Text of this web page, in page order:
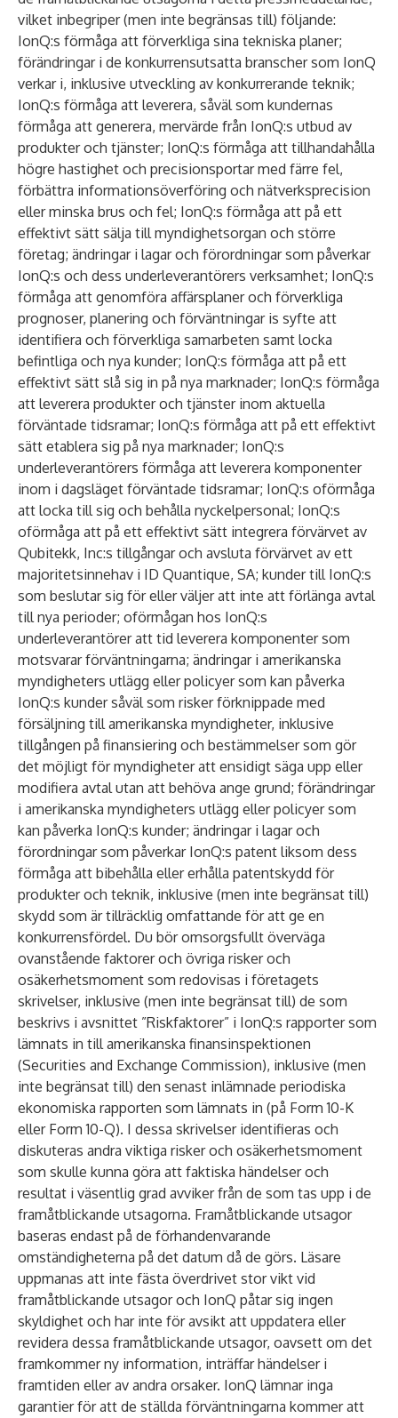
vilket inbegriper (men inte begränsas till) följande:
IonQ:s förmåga att förverkliga sina tekniska planer;
förändringar i de konkurrensutsatta branscher som IonQ
verkar i, inklusive utveckling av konkurrerande teknik;
IonQ:s förmåga att leverera, såväl som kundernas
förmåga att generera, mervärde från IonQ:s utbud av
produkter och tjänster; IonQ:s förmåga att tillhandahålla
högre hastighet och precisionsportar med färre fel,
förbättra informationsöverföring och nätverksprecision
eller minska brus och fel; IonQ:s förmåga att på ett
effektivt sätt sälja till myndighetsorgan och större
företag; ändringar i lagar och förordningar som påverkar
IonQ:s och dess underleverantörers verksamhet; IonQ:s
förmåga att genomföra affärsplaner och förverkliga
prognoser, planering och förväntningar is syfte att
identifiera och förverkliga samarbeten samt locka
befintliga och nya kunder; IonQ:s förmåga att på ett
effektivt sätt slå sig in på nya marknader; IonQ:s förmåga
att leverera produkter och tjänster inom aktuella
förväntade tidsramar; IonQ:s förmåga att på ett effektivt
sätt etablera sig på nya marknader; IonQ:s
underleverantörers förmåga att leverera komponenter
inom i dagsläget förväntade tidsramar; IonQ:s oförmåga
att locka till sig och behålla nyckelpersonal; IonQ:s
oförmåga att på ett effektivt sätt integrera förvärvet av
Qubitekk, Inc:s tillgångar och avsluta förvärvet av ett
majoritetsinnehav i ID Quantique, SA; kunder till IonQ:s
som beslutar sig för eller väljer att inte att förlänga avtal
till nya perioder; oförmågan hos IonQ:s
underleverantörer att tid leverera komponenter som
motsvarar förväntningarna; ändringar i amerikanska
myndigheters utlägg eller policyer som kan påverka
IonQ:s kunder såväl som risker förknippade med
försäljning till amerikanska myndigheter, inklusive
tillgången på finansiering och bestämmelser som gör
det möjligt för myndigheter att ensidigt säga upp eller
modifiera avtal utan att behöva ange grund; förändringar
i amerikanska myndigheters utlägg eller policyer som
kan påverka IonQ:s kunder; ändringar i lagar och
förordningar som påverkar IonQ:s patent liksom dess
förmåga att bibehålla eller erhålla patentskydd för
produkter och teknik, inklusive (men inte begränsat till)
skydd som är tillräcklig omfattande för att ge en
konkurrensfördel. Du bör omsorgsfullt överväga
ovanstående faktorer och övriga risker och
osäkerhetsmoment som redovisas i företagets
skrivelser, inklusive (men inte begränsat till) de som
beskrivs i avsnittet ”Riskfaktorer” i IonQ:s rapporter som
lämnats in till amerikanska finansinspektionen
(Securities and Exchange Commission), inklusive (men
inte begränsat till) den senast inlämnade periodiska
ekonomiska rapporten som lämnats in (på Form 10-K
eller Form 10-Q). I dessa skrivelser identifieras och
diskuteras andra viktiga risker och osäkerhetsmoment
som skulle kunna göra att faktiska händelser och
resultat i väsentlig grad avviker från de som tas upp i de
framåtblickande utsagorna. Framåtblickande utsagor
baseras endast på de förhandenvarande
omständigheterna på det datum då de görs. Läsare
uppmanas att inte fästa överdrivet stor vikt vid
framåtblickande utsagor och IonQ påtar sig ingen
skyldighet och har inte för avsikt att uppdatera eller
revidera dessa framåtblickande utsagor, oavsett om det
framkommer ny information, inträffar händelser i
framtiden eller av andra orsaker. IonQ lämnar inga
garantier för att de ställda förväntningarna kommer att